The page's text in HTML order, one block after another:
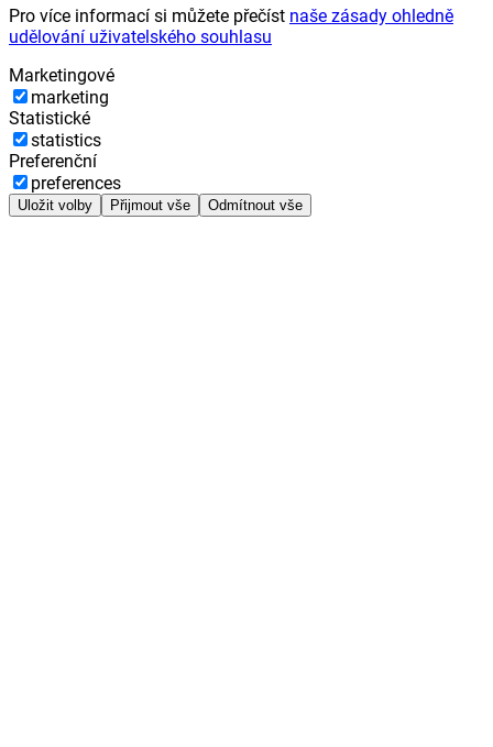
Pro více informací si můžete přečíst naše zásady ohledně
udělování uživatelského souhlasu
Marketingové
marketing
Statistické
statistics
Preferenční
preferences
Uložit volby Přijmout vše Odmítnout vše